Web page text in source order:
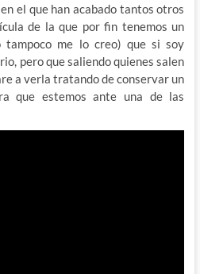
el que han acabado tantos otros
de la que por fin tenemos un
tampoco me lo creo) que si soy
pero que saliendo quienes salen
a verla tratando de conservar un
que estemos ante una de las